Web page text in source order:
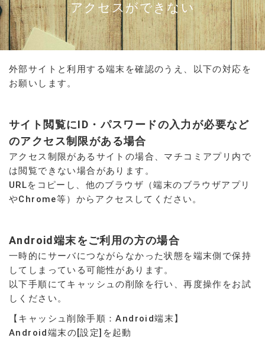
アクセスができない
外部サイトと利用する端末を確認のうえ、以下の対応を
お願いします。
サイト閲覧にID・パスワードの入力が必要など
のアクセス制限がある場合
アクセス制限があるサイトの場合、マチコミアプリ内で
は閲覧できない場合があります。
URLをコピーし、他のブラウザ（端末のブラウザアプリ
やChrome等）からアクセスしてください。
Android端末をご利用の方の場合
一時的にサーバにつながらなかった状態を端末側で保持
してしまっている可能性があります。
以下手順にてキャッシュの削除を行い、再度操作をお試
しください。
【キャッシュ削除手順：Android端末】
Android端末の[設定]を起動